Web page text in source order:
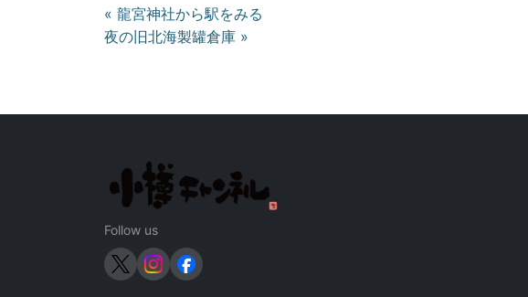
投
稿
ビ
ー
シ
ョ
« 龍宮神社から駅をみる
夜の旧北海製罐倉庫 »
Follow us